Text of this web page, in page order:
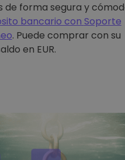
de forma segura y
bancario con Soporte
. Puede comprar con su
en EUR.